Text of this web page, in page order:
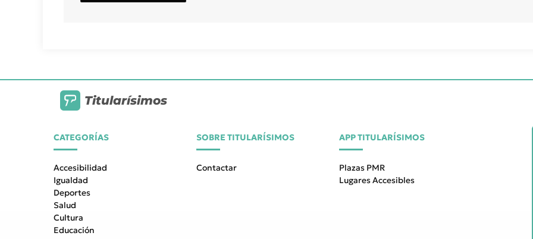
Titularísimos
CATEGORÍAS
Accesibilidad
Igualdad
Deportes
Salud
Cultura
Educación
SOBRE TITULARÍSIMOS
Contactar
APP TITULARÍSIMOS
Plazas PMR
Lugares Accesibles